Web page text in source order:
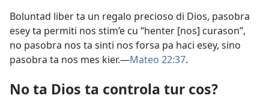
Boluntad liber ta un regalo precioso di Dios, pasobra
esey ta permiti nos stim’e cu “henter [nos] curason”,
no pasobra nos ta sinti nos forsa pa haci esey, sino
pasobra ta nos mes kier.—Mateo 22:37.
No ta Dios ta controla tur cos?